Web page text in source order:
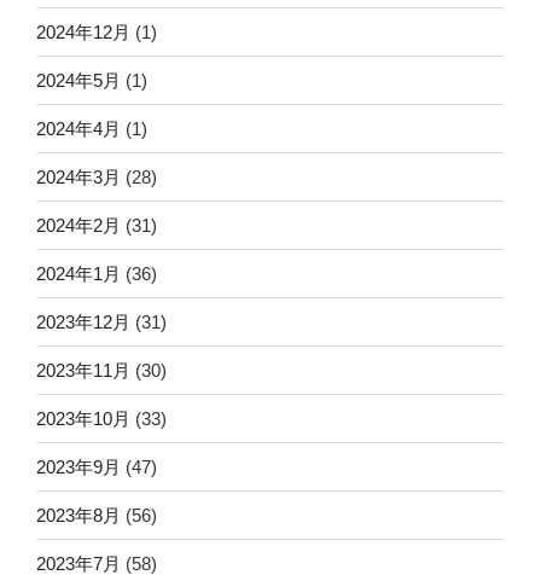
2024年12月 (1)
2024年5月 (1)
2024年4月 (1)
2024年3月 (28)
2024年2月 (31)
2024年1月 (36)
2023年12月 (31)
2023年11月 (30)
2023年10月 (33)
2023年9月 (47)
2023年8月 (56)
2023年7月 (58)